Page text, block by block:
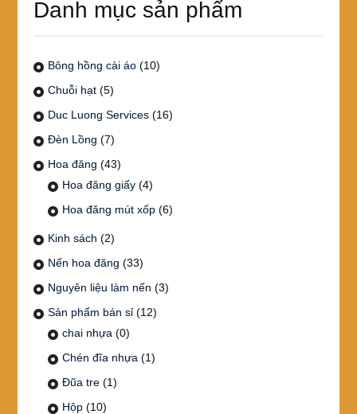
trang
Danh mục sản phẩm
Bông hồng cài áo (10)
Chuỗi hạt (5)
Duc Luong Services (16)
Đèn Lồng (7)
Hoa đăng (43)
Hoa đăng giấy (4)
Hoa đăng mút xốp (6)
Kinh sách (2)
Nến hoa đăng (33)
Nguyên liệu làm nến (3)
Sản phẩm bán sỉ (12)
chai nhựa (0)
Chén đĩa nhựa (1)
Đũa tre (1)
Hộp (10)